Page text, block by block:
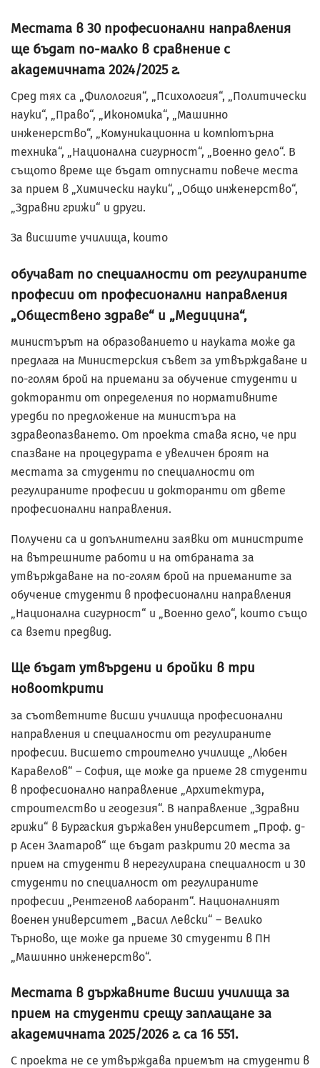
Местата в 30 професионални направления
ще бъдат по-малко в сравнение с
академичната 2024/2025 г.
Сред тях са „Филология“, „Психология“, „Политически
науки“, „Право“, „Икономика“, „Машинно
инженерство“, „Комуникационна и компютърна
техника“, „Национална сигурност“, „Военно дело“. В
същото време ще бъдат отпуснати повече места
за прием в „Химически науки“, „Общо инженерство“,
„Здравни грижи“ и други.
За висшите училища, които
обучават по специалности от регулираните
професии от професионални направления
„Обществено здраве“ и „Медицина“,
министърът на образованието и науката може да
предлага на Министерския съвет за утвърждаване и
по-голям брой на приемани за обучение студенти и
докторанти от определения по нормативните
уредби по предложение на министъра на
здравеопазването. От проекта става ясно, че при
спазване на процедурата е увеличен броят на
местата за студенти по специалности от
регулираните професии и докторанти от двете
професионални направления.
Получени са и допълнителни заявки от министрите
на вътрешните работи и на отбраната за
утвърждаване на по-голям брой на приеманите за
обучение студенти в професионални направления
„Национална сигурност“ и „Военно дело“, които също
са взети предвид.
Ще бъдат утвърдени и бройки в три
новооткрити
за съответните висши училища професионални
направления и специалности от регулираните
професии. Висшето строително училище „Любен
Каравелов“ – София, ще може да приеме 28 студенти
в професионално направление „Архитектура,
строителство и геодезия“. В направление „Здравни
грижи“ в Бургаския държавен университет „Проф. д-
р Асен Златаров“ ще бъдат разкрити 20 места за
прием на студенти в нерегулирана специалност и 30
студенти по специалност от регулираните
професии „Рентгенов лаборант“. Националният
военен университет „Васил Левски“ – Велико
Търново, ще може да приеме 30 студенти в ПН
„Машинно инженерство“.
Местата в държавните висши училища за
прием на студенти срещу заплащане за
академичната 2025/2026 г. са 16 551.
С проекта не се утвърждава приемът на студенти в